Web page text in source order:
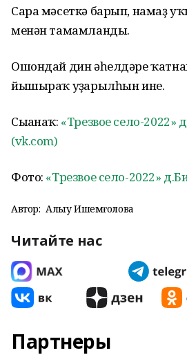
Сара мәсеткә барып, намаҙ
менән тамамланды.
Ошондай дин әһелдәре
йышыраҡ уҙғарылһын ине.
Сығанаҡ: «Трезвое село-2022»
(vk.com)
Фото: «Трезвое село-2022»
Автор: Алһыу Ишемғолова
Читайте нас
Партнеры